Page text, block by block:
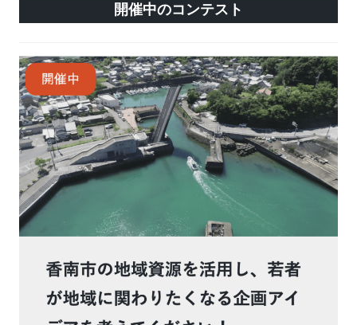
開催中のコンテスト